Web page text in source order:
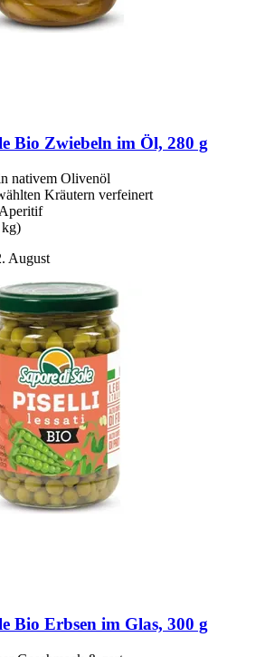
Bio Zwiebeln im Öl, 280 g
nativem Olivenöl
Kräutern verfeinert
August
Bio Erbsen im Glas, 300 g